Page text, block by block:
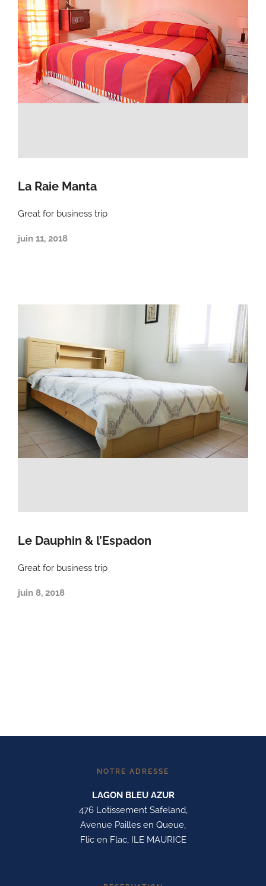
La Raie Manta
Great for business trip
juin 11, 2018
Le Dauphin & l’Espadon
Great for business trip
juin 8, 2018
NOTRE ADRESSE
LAGON BLEU AZUR
476 Lotissement Safeland,
Avenue Pailles en Queue,
Flic en Flac, ILE MAURICE